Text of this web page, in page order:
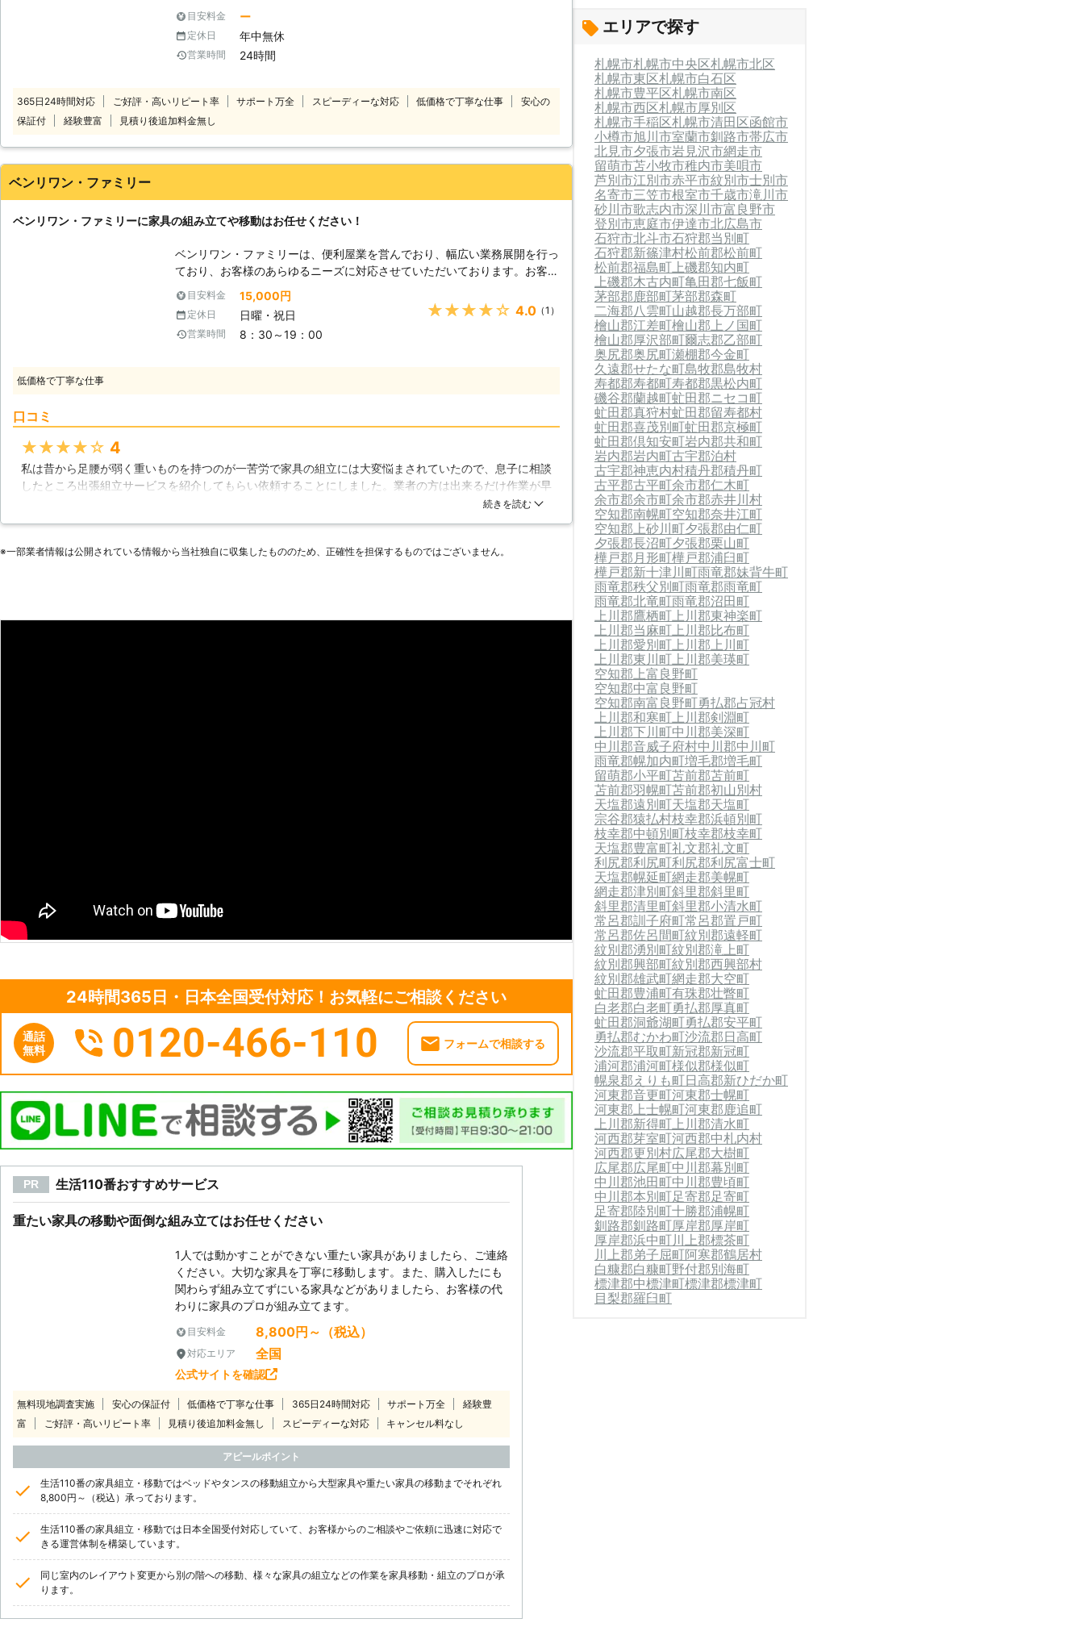
時間365日年中無休でお電話を受け付けています。 深夜でも早朝でもお客
様の都合の良い時間帯にいつでもお電話ください。 コールセンターのスタ
ッフがお客様のお悩みをお聞きします。 「お部屋の模様替えをしたいけ
ど、家具が重くて大変なので手伝ってほしい」 「説明書を見ても家具の組
り、お悩みのお客様はぜひ家具移動組立110番をご利用ください。 大きくて
移動が大変だった家具も、組立が難しくてできなかったという家具も、実績
豊富なベテランが迅速に解決します。 家具移動組立110番では、家具の組立
作業や移動作業にお困りのお客様に喜んで対応させていただきます。
目安料金 ー
定休日 年中無休
営業時間 24時間
365日24時間対応 ご好評・高いリピート率 サポート万全 スピーディーな対応 低価格で丁寧な仕事
安心の
保証付
経験豊富 見積り後追加料金無し
ベンリワン・ファミリー
ベンリワン・ファミリーに家具の組み立てや移動はお任せください！
ベンリワン・ファミリーは、便利屋業を営んでおり、幅広い業務展開を行っ
ており、お客様のあらゆるニーズに対応させていただいております。お客様
のお困りごとには出来る限りお応えし、お悩みを解消させていただきます。
近年では、海外から家具をお取り寄せし、お部屋のコーディネイトをされる
方が多くいらっしゃいますが、一部の家具は組み立て式となっているため、
失敗してしまったり、難しく感じてしまう方もいらっしゃいます。当社で
らのご連絡を心よりお待ち申し上げております。 【家具組み立ての失敗】
いない作業ですからどうしても見落としなども出てきてしまうでしょう。場
合によってはネジを使わずに接着剤等で固定するものもあり、後からの修正
が難しいタイプもありますので、ご不安の場合は一度当社までご相談くださ
い。
目安料金 15,000円
定休日 日曜・祝日
営業時間 8：30～19：00
★★★★★ 4.0（1）
低価格で丁寧な仕事
口コミ
★★★★★ 4
私は昔から足腰が弱く重いものを持つのが一苦労で家具の組立には大変悩まされていたので、息子に相談
したところ出張組立サービスを紹介してもらい依頼することにしました。業者の方は出来るだけ作業が早
く終わるように汗水たらして働いてくれてあっという間に作業が終了していて驚きました。高齢者や私の
北海道 釧路市 2016年11月22日
続きを読む
※⼀部業者情報は公開されている情報から当社独⾃に収集したもののため、正確性を担保するものではございません。
24時間365日・日本全国受付対応！お気軽にご相談ください
通話
無料
0120-466-110 フォームで相談する
PR 生活110番おすすめサービス
重たい家具の移動や面倒な組み立てはお任せください
1人では動かすことができない重たい家具がありましたら、ご連絡
ください。大切な家具を丁寧に移動します。また、購入したにも
関わらず組み立てずにいる家具などがありましたら、お客様の代
わりに家具のプロが組み立てます。
目安料金 8,800円～（税込）
対応エリア 全国
公式サイトを確認
無料現地調査実施 安心の保証付 低価格で丁寧な仕事 365日24時間対応 サポート万全
経験豊
富
ご好評・高いリピート率 見積り後追加料金無し スピーディーな対応 キャンセル料なし
アピールポイント
生活110番の家具組立・移動ではベッドやタンスの移動組立から大型家具や重たい家具の移動までそれぞれ
8,800円～（税込）承っております。
生活110番の家具組立・移動では日本全国受付対応していて、お客様からのご相談やご依頼に迅速に対応で
きる運営体制を構築しています。
同じ室内のレイアウト変更から別の階への移動、様々な家具の組立などの作業を家具移動・組立のプロが承
ります。
エリアで探す
札幌市札幌市中央区札幌市北区
札幌市東区札幌市白石区
札幌市豊平区札幌市南区
札幌市西区札幌市厚別区
札幌市手稲区札幌市清田区函館市
小樽市旭川市室蘭市釧路市帯広市
北見市夕張市岩見沢市網走市
留萌市苫小牧市稚内市美唄市
芦別市江別市赤平市紋別市士別市
名寄市三笠市根室市千歳市滝川市
砂川市歌志内市深川市富良野市
登別市恵庭市伊達市北広島市
石狩市北斗市石狩郡当別町
石狩郡新篠津村松前郡松前町
松前郡福島町上磯郡知内町
上磯郡木古内町亀田郡七飯町
茅部郡鹿部町茅部郡森町
二海郡八雲町山越郡長万部町
檜山郡江差町檜山郡上ノ国町
檜山郡厚沢部町爾志郡乙部町
奥尻郡奥尻町瀬棚郡今金町
久遠郡せたな町島牧郡島牧村
寿都郡寿都町寿都郡黒松内町
磯谷郡蘭越町虻田郡ニセコ町
虻田郡真狩村虻田郡留寿都村
虻田郡喜茂別町虻田郡京極町
虻田郡倶知安町岩内郡共和町
岩内郡岩内町古宇郡泊村
古宇郡神恵内村積丹郡積丹町
古平郡古平町余市郡仁木町
余市郡余市町余市郡赤井川村
空知郡南幌町空知郡奈井江町
空知郡上砂川町夕張郡由仁町
夕張郡長沼町夕張郡栗山町
樺戸郡月形町樺戸郡浦臼町
樺戸郡新十津川町雨竜郡妹背牛町
雨竜郡秩父別町雨竜郡雨竜町
雨竜郡北竜町雨竜郡沼田町
上川郡鷹栖町上川郡東神楽町
上川郡当麻町上川郡比布町
上川郡愛別町上川郡上川町
上川郡東川町上川郡美瑛町
空知郡上富良野町
空知郡中富良野町
空知郡南富良野町勇払郡占冠村
上川郡和寒町上川郡剣淵町
上川郡下川町中川郡美深町
中川郡音威子府村中川郡中川町
雨竜郡幌加内町増毛郡増毛町
留萌郡小平町苫前郡苫前町
苫前郡羽幌町苫前郡初山別村
天塩郡遠別町天塩郡天塩町
宗谷郡猿払村枝幸郡浜頓別町
枝幸郡中頓別町枝幸郡枝幸町
天塩郡豊富町礼文郡礼文町
利尻郡利尻町利尻郡利尻富士町
天塩郡幌延町網走郡美幌町
網走郡津別町斜里郡斜里町
斜里郡清里町斜里郡小清水町
常呂郡訓子府町常呂郡置戸町
常呂郡佐呂間町紋別郡遠軽町
紋別郡湧別町紋別郡滝上町
紋別郡興部町紋別郡西興部村
紋別郡雄武町網走郡大空町
虻田郡豊浦町有珠郡壮瞥町
白老郡白老町勇払郡厚真町
虻田郡洞爺湖町勇払郡安平町
勇払郡むかわ町沙流郡日高町
沙流郡平取町新冠郡新冠町
浦河郡浦河町様似郡様似町
幌泉郡えりも町日高郡新ひだか町
河東郡音更町河東郡士幌町
河東郡上士幌町河東郡鹿追町
上川郡新得町上川郡清水町
河西郡芽室町河西郡中札内村
河西郡更別村広尾郡大樹町
広尾郡広尾町中川郡幕別町
中川郡池田町中川郡豊頃町
中川郡本別町足寄郡足寄町
足寄郡陸別町十勝郡浦幌町
釧路郡釧路町厚岸郡厚岸町
厚岸郡浜中町川上郡標茶町
川上郡弟子屈町阿寒郡鶴居村
白糠郡白糠町野付郡別海町
標津郡中標津町標津郡標津町
目梨郡羅臼町